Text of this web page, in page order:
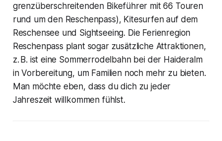
grenzüberschreitenden Bikeführer mit 66 Touren
rund um den Reschenpass), Kitesurfen auf dem
Reschensee und Sightseeing. Die Ferienregion
Reschenpass plant sogar zusätzliche Attraktionen,
z. B. ist eine Sommerrodelbahn bei der Haideralm
in Vorbereitung, um Familien noch mehr zu bieten.
Man möchte eben, dass du dich zu jeder
Jahreszeit willkommen fühlst.